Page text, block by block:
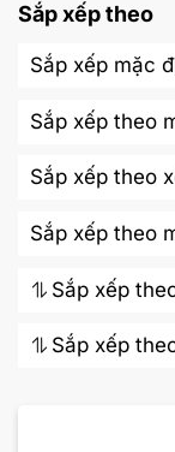
Sắp xếp theo
Sắp xếp mặc
Sắp xếp theo
Sắp xếp theo
Sắp xếp theo
Sắp xếp
Sắp xếp